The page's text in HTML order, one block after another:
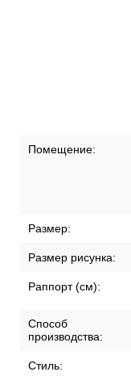
Помещение:
Размер:
Размер рисунка:
Раппорт (см):
Способ
производства:
Стиль: